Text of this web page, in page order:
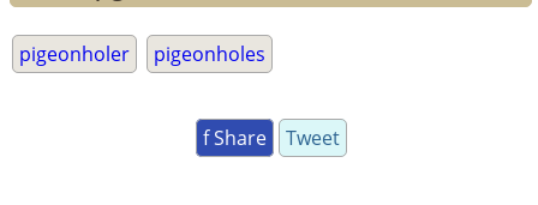
pigeonholer pigeonholes
f Share Tweet